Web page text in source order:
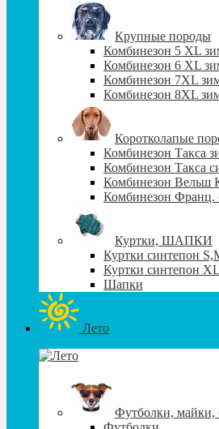
Крупные породы
Комбинезон 5 XL
Комбинезон 6 XL
Комбинезон 7XL
Комбинезон 8XL
Коротколапые
Комбинезон Такса
Комбинезон Такса
Комбинезон Вельш
Комбинезон Франц.
Куртки, ШАПКИ
Куртки синтепон
Куртки синтепон
Шапки
Лето
Футболки, майки,